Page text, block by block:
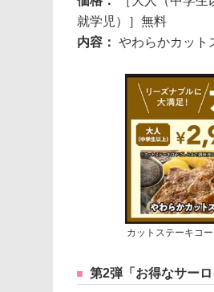
就学児）］無料
内容： やわらかカット
カットステーキコー
第2弾「お得なサーロ